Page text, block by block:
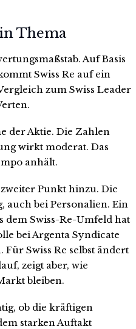
Thema
Auf Basis
Swiss Re auf ein
zum Swiss Leader
der Aktie. Die Zahlen
wirkt moderat. Das
anhält.
Punkt hinzu. Die
auch bei Personalien. Ein
Swiss-Re-Umfeld hat
bei Argenta Syndicate
Swiss Re selbst ändert
zeigt aber, wie
bleiben.
ob die kräftigen
starken Auftakt